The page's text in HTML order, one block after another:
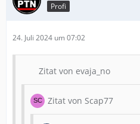
Profi
24. Juli 2024 um 07:02
Zitat von evaja_no
Zitat von Scap77